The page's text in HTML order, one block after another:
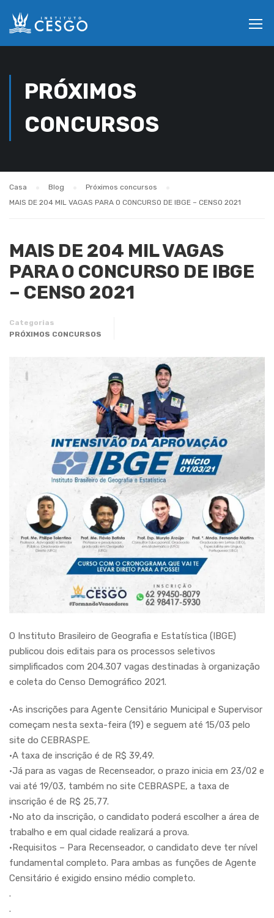
PRÓXIMOS
CONCURSOS
Casa Blog
Próximos concursos
MAIS DE 204 MIL VAGAS PARA O CONCURSO DE IBGE – CENSO 2021
MAIS DE 204 MIL VAGAS
PARA O CONCURSO DE IBGE
– CENSO 2021
Categorias
PRÓXIMOS CONCURSOS
O Instituto Brasileiro de Geografia e Estatística (IBGE)
publicou dois editais para os processos seletivos
simplificados com 204.307 vagas destinadas à organização
e coleta do Censo Demográfico 2021.
•As inscrições para Agente Censitário Municipal e Supervisor
começam nesta sexta-feira (19) e seguem até 15/03 pelo
site do CEBRASPE.
•A taxa de inscrição é de R$ 39,49.
•Já para as vagas de Recenseador, o prazo inicia em 23/02 e
vai até 19/03, também no site CEBRASPE, a taxa de
inscrição é de R$ 25,77.
•No ato da inscrição, o candidato poderá escolher a área de
trabalho e em qual cidade realizará a prova.
•Requisitos – Para Recenseador, o candidato deve ter nível
fundamental completo. Para ambas as funções de Agente
Censitário é exigido ensino médio completo.
.
.